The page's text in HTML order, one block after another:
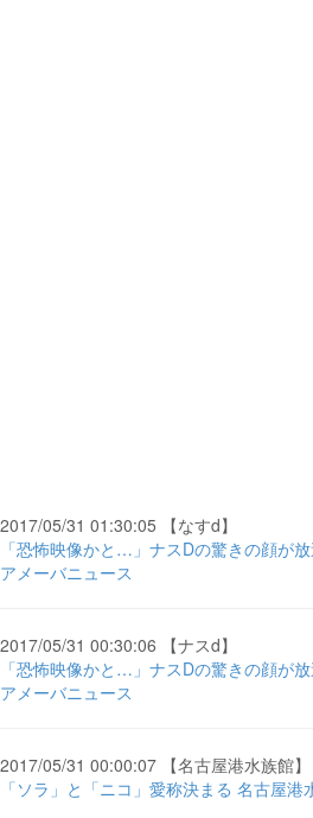
2017/05/31 01:30:05 【なすd】
「恐怖映像かと…」ナスDの驚きの顔が
アメーバニュース
2017/05/31 00:30:06 【ナスd】
「恐怖映像かと…」ナスDの驚きの顔が
アメーバニュース
2017/05/31 00:00:07 【名古屋港水族館】
「ソラ」と「ニコ」愛称決まる 名古屋